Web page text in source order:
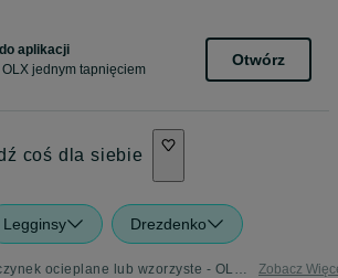
aplikacji
jednym tapnięciem
Otwórz
coś dla siebie
Legginsy Drezdenko
Legginsy dla dziewczynek ocieplane lub wzorzyste - OLX.pl Zobacz